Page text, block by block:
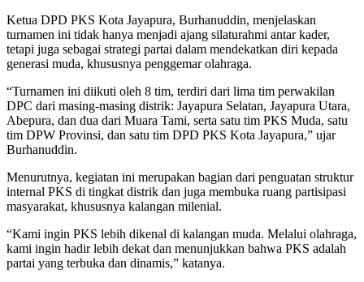
‎Ketua DPD PKS Kota Jayapura, Burhanuddin, menjelaskan
turnamen ini tidak hanya menjadi ajang silaturahmi antar kader,
tetapi juga sebagai strategi partai dalam mendekatkan diri kepada
generasi muda, khususnya penggemar olahraga.
‎“Turnamen ini diikuti oleh 8 tim, terdiri dari lima tim perwakilan
DPC dari masing-masing distrik: Jayapura Selatan, Jayapura Utara,
Abepura, dan dua dari Muara Tami, serta satu tim PKS Muda, satu
tim DPW Provinsi, dan satu tim DPD PKS Kota Jayapura,” ujar
Burhanuddin.
Menurutnya, kegiatan ini merupakan bagian dari penguatan struktur
internal PKS di tingkat distrik dan juga membuka ruang partisipasi
masyarakat, khususnya kalangan milenial.
‎“Kami ingin PKS lebih dikenal di kalangan muda. Melalui olahraga,
kami ingin hadir lebih dekat dan menunjukkan bahwa PKS adalah
partai yang terbuka dan dinamis,” katanya.